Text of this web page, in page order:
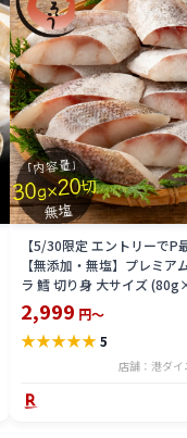
【5/30限定 エントリーでP
【無添加・無塩】プレミア
ラ 鱈 切り身 大サイズ
購入500円 3個購入1,200円
買いクーポン付 天然 骨なし
ラ 助宗鱈 チャック袋 バラ凍
メ ギフト プレゼント 父の日
2,999 円～
★★★★★5
店舗：港ダイ